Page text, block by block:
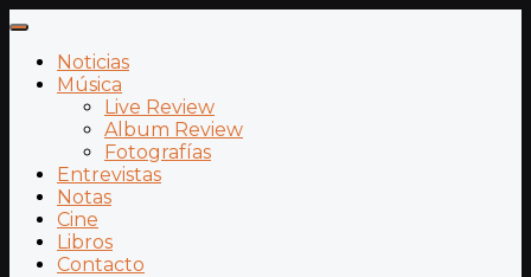
Noticias
Música
Live Review
Album Review
Fotografías
Entrevistas
Notas
Cine
Libros
Contacto